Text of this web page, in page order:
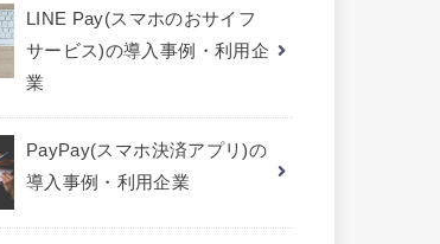
LINE Pay(スマホのおサイフ
サービス)の導入事例・利用企
業
PayPay(スマホ決済アプリ)の
導入事例・利用企業